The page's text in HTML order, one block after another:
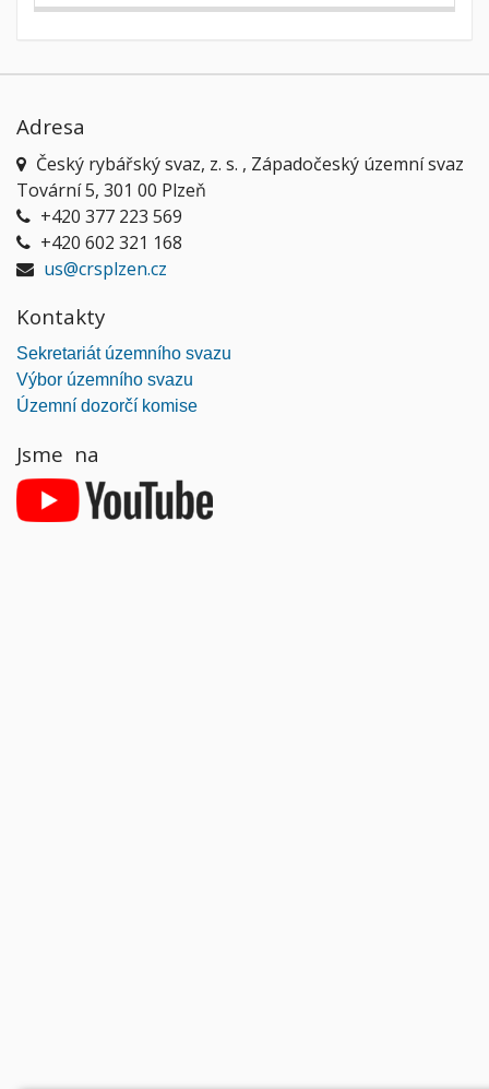
Adresa
Český rybářský svaz, z. s. , Západočeský územní svaz
Tovární 5, 301 00 Plzeň
+420 377 223 569
+420 602 321 168
us@crsplzen.cz
Kontakty
Sekretariát územního svazu
Výbor územního svazu
Územní dozorčí komise
Jsme na